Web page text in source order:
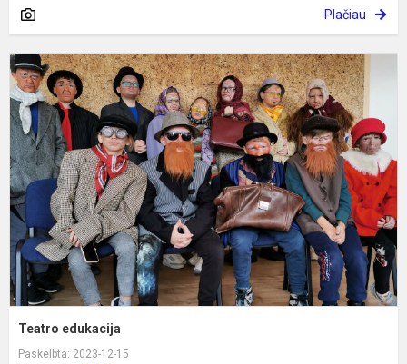
Plačiau
Teatro edukacija
Paskelbta: 2023-12-15